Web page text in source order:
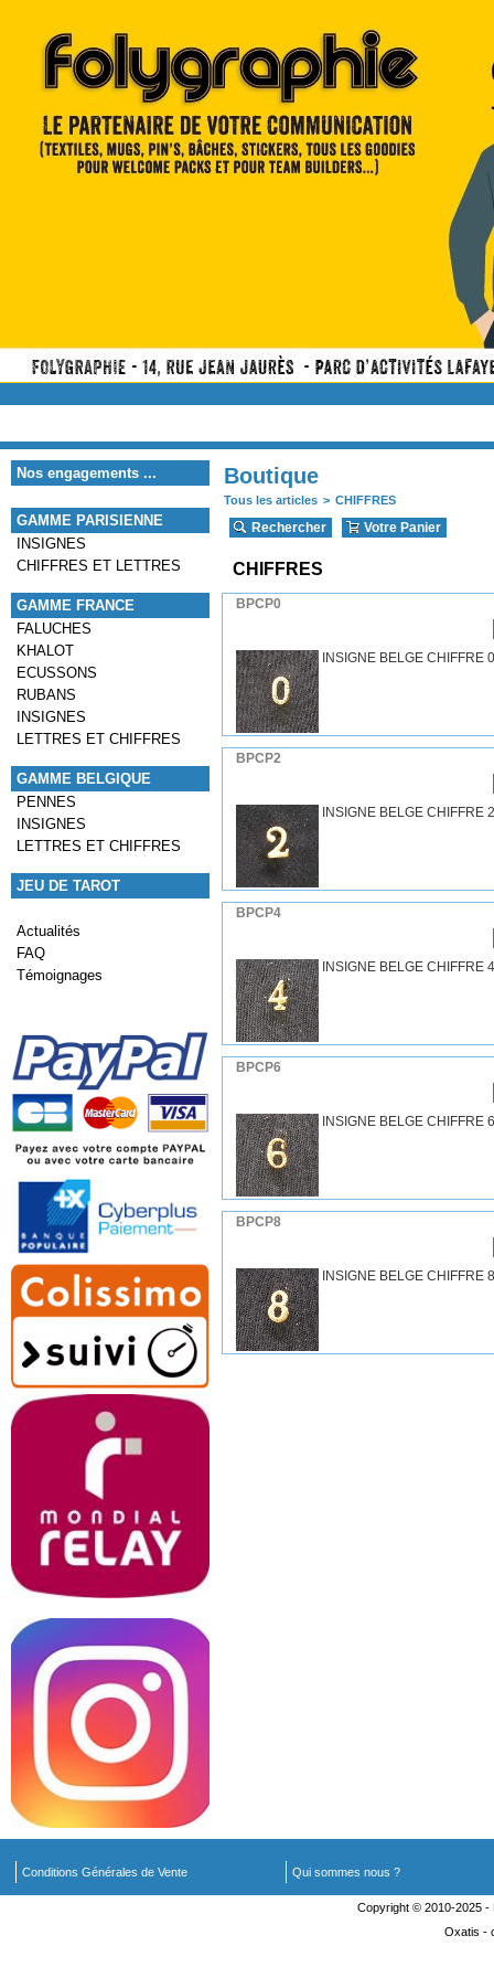
Nos engagements ...
GAMME PARISIENNE
INSIGNES
CHIFFRES ET LETTRES
GAMME FRANCE
FALUCHES
KHALOT
ECUSSONS
RUBANS
INSIGNES
LETTRES ET CHIFFRES
GAMME BELGIQUE
PENNES
INSIGNES
LETTRES ET CHIFFRES
JEU DE TAROT
Actualités
FAQ
Témoignages
Boutique
Tous les articles > CHIFFRES
Rechercher Votre Panier
CHIFFRES
BPCP0
INSIGNE BELGE CHIFFRE
BPCP2
INSIGNE BELGE CHIFFRE
BPCP4
INSIGNE BELGE CHIFFRE
BPCP6
INSIGNE BELGE CHIFFRE
BPCP8
INSIGNE BELGE CHIFFRE
Conditions Générales de Vente Qui sommes nous ?
Copyright © 2010-2025 -
Oxatis -